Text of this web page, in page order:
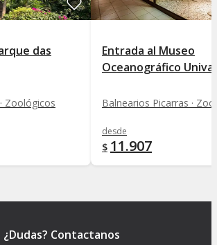
das
Zoológicos
Entrada al Museo
Oceanográfico
Balnearios Picarras ·
desde
$ 11.907
¿Dudas? Contactanos